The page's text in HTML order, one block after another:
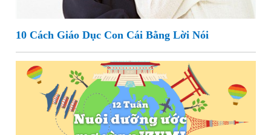
10 Cách Giáo Dục Con Cái Bằng Lời Nói